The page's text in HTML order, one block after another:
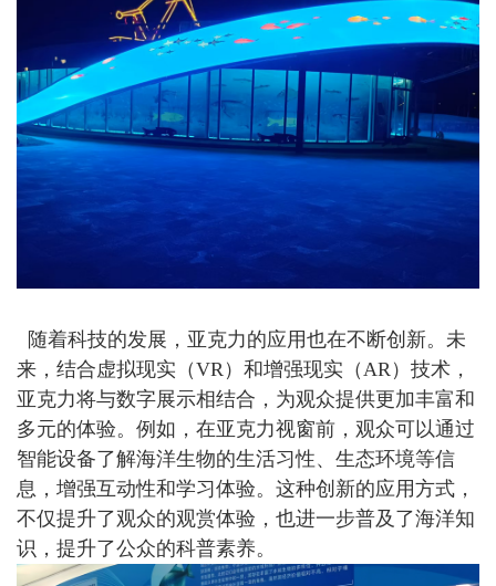
随着科技的发展，亚克力的应用也在不断创新。未
来，结合虚拟现实（VR）和增强现实（AR）技术，
亚克力将与数字展示相结合，为观众提供更加丰富和
多元的体验。例如，在亚克力视窗前，观众可以通过
智能设备了解海洋生物的生活习性、生态环境等信
息，增强互动性和学习体验。这种创新的应用方式，
不仅提升了观众的观赏体验，也进一步普及了海洋知
识，提升了公众的科普素养。